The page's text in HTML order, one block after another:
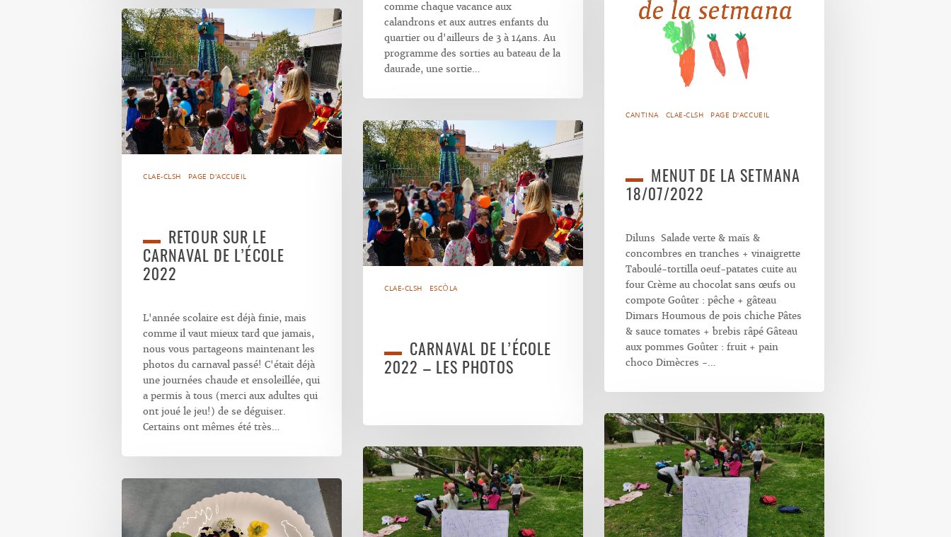
comme chaque vacance aux
calandrons et aux autres enfants du
quartier ou d'ailleurs de 3 à 14ans. Au
programme des sorties au bateau de la
daurade, une sortie…
CANTINA CLAE-CLSH PAGE D'ACCUEIL
MENUT DE LA SETMANA
18/07/2022
Diluns Salade verte & maïs &
concombres en tranches + vinaigrette
Taboulé-tortilla oeuf-patates cuite au
four Crème au chocolat sans œufs ou
compote Goûter : pêche + gâteau
Dimars Houmous de pois chiche Pâtes
& sauce tomates + brebis râpé Gâteau
aux pommes Goûter : fruit + pain
choco Dimècres -…
CLAE-CLSH PAGE D'ACCUEIL
RETOUR SUR LE
CARNAVAL DE L’ÉCOLE
2022
L'année scolaire est déjà finie, mais
comme il vaut mieux tard que jamais,
nous vous partageons maintenant les
photos du carnaval passé! C'était déjà
une journées chaude et ensoleillée, qui
a permis à tous (merci aux adultes qui
ont joué le jeu!) de se déguiser.
Certains ont mêmes été très…
CLAE-CLSH ESCÒLA
CARNAVAL DE L’ÉCOLE
2022 – LES PHOTOS